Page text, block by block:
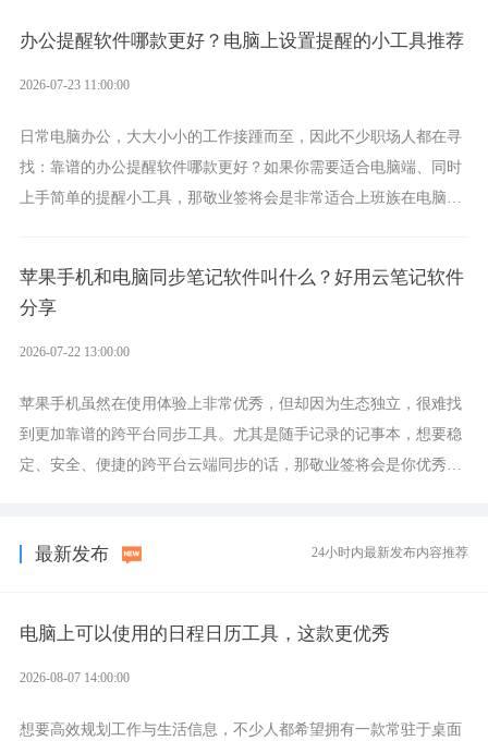
办公提醒软件哪款更好？电脑上设置提醒的小工具推荐
2026-07-23 11:00:00
日常电脑办公，大大小小的工作接踵而至，因此不少职场人都在寻
找：靠谱的办公提醒软件哪款更好？如果你需要适合电脑端、同时
上手简单的提醒小工具，那敬业签将会是非常适合上班族在电脑上
苹果手机和电脑同步笔记软件叫什么？好用云笔记软件
分享
2026-07-22 13:00:00
苹果手机虽然在使用体验上非常优秀，但却因为生态独立，很难找
到更加靠谱的跨平台同步工具。尤其是随手记录的记事本，想要稳
定、安全、便捷的跨平台云端同步的话，那敬业签将会是你优秀的
最新发布 24小时内最新发布内容推荐
电脑上可以使用的日程日历工具，这款更优秀
2026-08-07 14:00:00
想要高效规划工作与生活信息，不少人都希望拥有一款常驻于桌面